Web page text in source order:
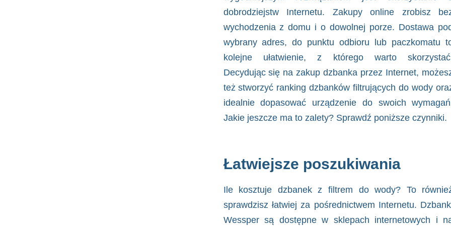
dobrodziejstw Internetu. Zakupy online zrobisz
wychodzenia z domu i o dowolnej porze. Dostawa
wybrany adres, do punktu odbioru lub paczkomatu
kolejne ułatwienie, z którego warto
Decydując się na zakup dzbanka przez Internet,
też stworzyć ranking dzbanków fil trujących do wody
idealnie dopasować urządzenie do swoich
Jakie jeszcze ma to zalety? Sprawdź poniższe czynniki.
Łatwiejsze poszukiwania
Ile kosztuje dzbanek z filtrem do wody? To
sprawdzisz łatwiej za pośrednictwem Internetu.
Wesspersą dostępne w sklepach internetowych i